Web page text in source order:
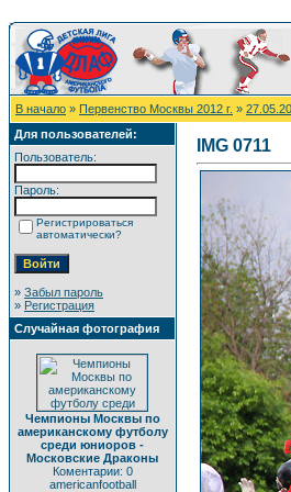
В начало » Первенство Москвы 2012 г. »
Для пользователей:
Пользователь:
Пароль:
Регистрироваться
автоматически?
» Забыл пароль
» Регистрация
Случайная фотография
Чемпионы Москвы по
американскому футболу
среди юниоров -
Московские Драконы
Коментарии: 0
americanfootball
IMG 0711